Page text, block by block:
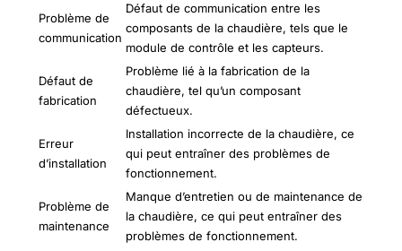
Problème de
communication
Défaut de communication entre les
composants de la chaudière, tels que le
module de contrôle et les capteurs.
Défaut de
fabrication
Problème lié à la fabrication de la
chaudière, tel qu’un composant
défectueux.
Erreur
d’installation
Installation incorrecte de la chaudière, ce
qui peut entraîner des problèmes de
fonctionnement.
Problème de
maintenance
Manque d’entretien ou de maintenance de
la chaudière, ce qui peut entraîner des
problèmes de fonctionnement.